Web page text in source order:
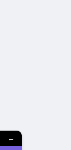
←